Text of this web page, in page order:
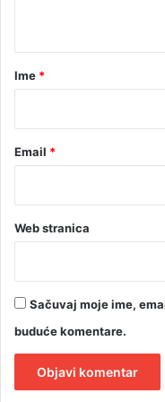
rIme *
Email *
Web stranica
Sačuvaj moje ime,
buduće komentare.